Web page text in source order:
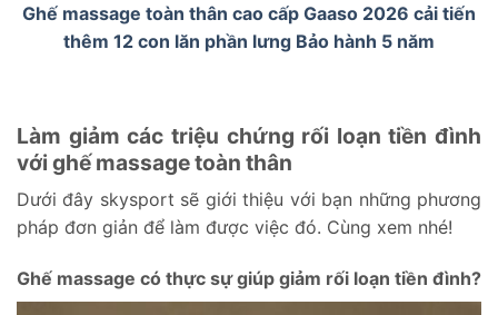
Ghế massage toàn thân cao cấp Gaaso 2026 cải tiến
thêm 12 con lăn phần lưng Bảo hành 5 năm
Làm giảm các triệu chứng rối loạn tiền đình
với ghế massage toàn thân
Dưới đây skysport sẽ giới thiệu với bạn những phương
pháp đơn giản để làm được việc đó. Cùng xem nhé!
Ghế massage có thực sự giúp giảm rối loạn tiền đình?